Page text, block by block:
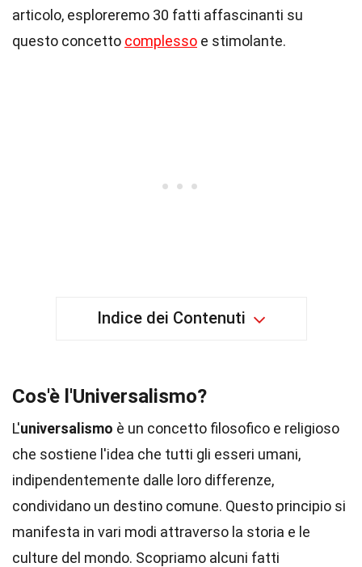
articolo, esploreremo 30 fatti affascinanti su
questo concetto complesso e stimolante.
Indice dei Contenuti
Cos'è l'Universalismo?
L'universalismo è un concetto filosofico e religioso
che sostiene l'idea che tutti gli esseri umani,
indipendentemente dalle loro differenze,
condividano un destino comune. Questo principio si
manifesta in vari modi attraverso la storia e le
culture del mondo. Scopriamo alcuni fatti